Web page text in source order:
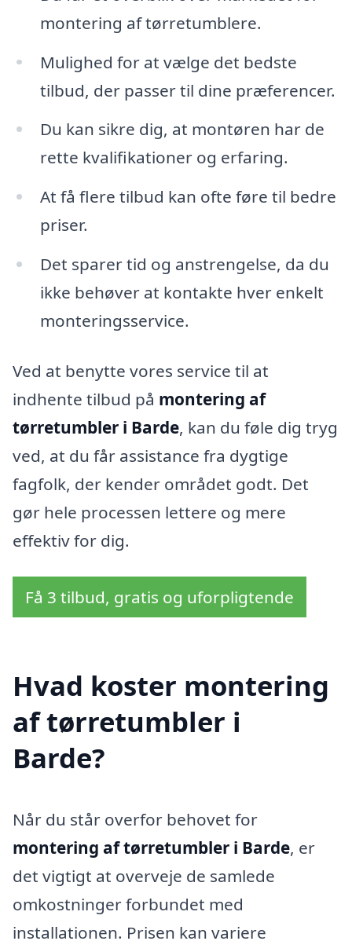
montering af tørretumblere.
Mulighed for at vælge det bedste
tilbud, der passer til dine præferencer.
Du kan sikre dig, at montøren har de
rette kvalifikationer og erfaring.
At få flere tilbud kan ofte føre til bedre
priser.
Det sparer tid og anstrengelse, da du
ikke behøver at kontakte hver enkelt
monteringsservice.
Ved at benytte vores service til at
indhente tilbud på montering af
tørretumbler i Barde, kan du føle dig tryg
ved, at du får assistance fra dygtige
fagfolk, der kender området godt. Det
gør hele processen lettere og mere
effektiv for dig.
Få 3 tilbud, gratis og uforpligtende
Hvad koster montering
af tørretumbler i
Barde?
Når du står overfor behovet for
montering af tørretumbler i Barde, er
det vigtigt at overveje de samlede
omkostninger forbundet med
installationen. Prisen kan variere